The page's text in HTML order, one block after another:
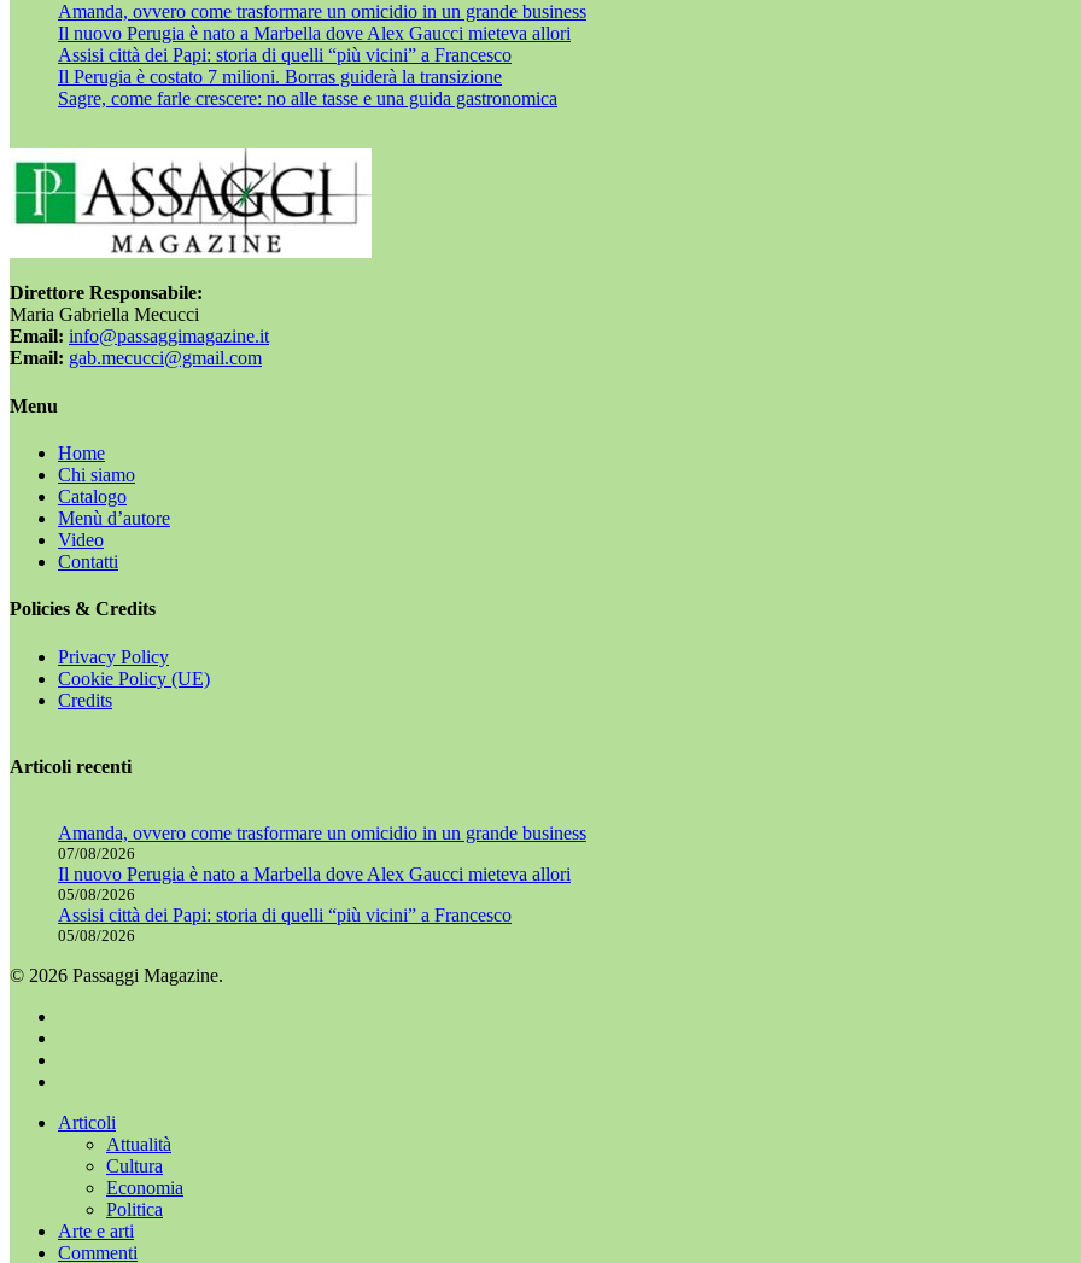
Amanda, ovvero come trasformare un omicidio in un grande business
Il nuovo Perugia è nato a Marbella dove Alex Gaucci mieteva allori
Assisi città dei Papi: storia di quelli “più vicini” a Francesco
Il Perugia è costato 7 milioni. Borras guiderà la transizione
Sagre, come farle crescere: no alle tasse e una guida gastronomica
Direttore Responsabile:
Maria Gabriella Mecucci
Email: info@passaggimagazine.it
Email: gab.mecucci@gmail.com
Menu
Home
Chi siamo
Catalogo
Menù d’autore
Video
Contatti
Policies & Credits
Privacy Policy
Cookie Policy (UE)
Credits
Articoli recenti
Amanda, ovvero come trasformare un omicidio in un grande business
07/08/2026
Il nuovo Perugia è nato a Marbella dove Alex Gaucci mieteva allori
05/08/2026
Assisi città dei Papi: storia di quelli “più vicini” a Francesco
05/08/2026
© 2026 Passaggi Magazine.
Chiudi Articoli
Attualità
Cultura
Economia
Politica
Arte e arti
Commenti